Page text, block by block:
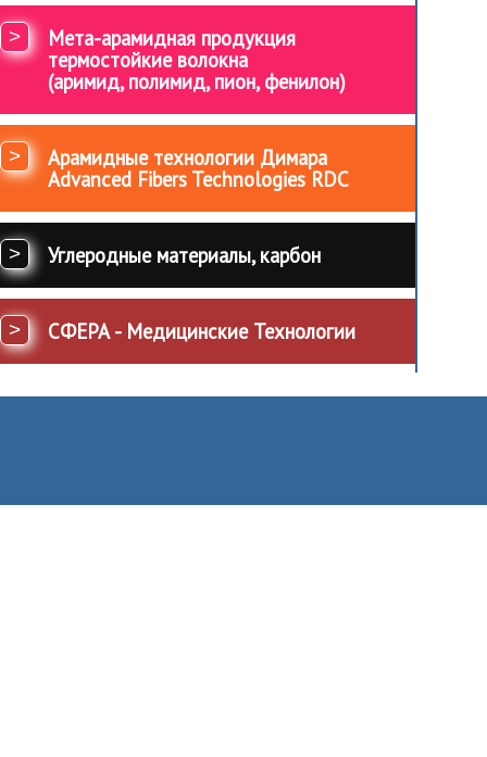
>
Мета-арамидная продукция
термостойкие волокна
(аримид, полимид, пион, фенилон)
>
Арамидные технологии Димара
Advanced Fibers Technologies RDC
> Углеродные материалы, карбон
> СФЕРА - Медицинские Технологии